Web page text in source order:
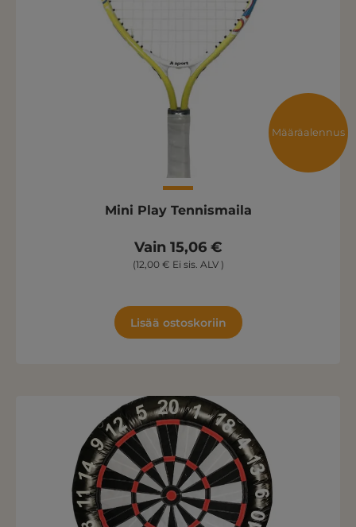
Määräalennus
Mini Play Tennismaila
Vain 15,06 €
(12,00 € Ei sis. ALV )
Lisää ostoskoriin